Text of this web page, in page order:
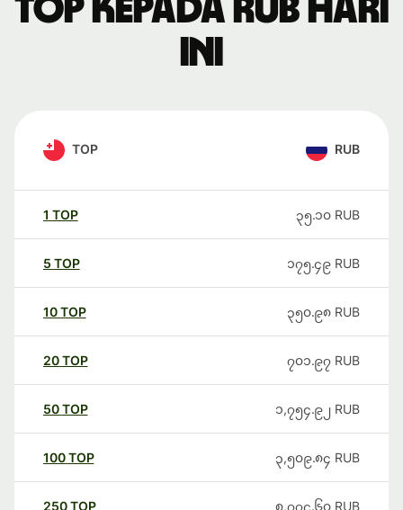
TOP kepada RUB hari
ini
TOP RUB
1 TOP ၃၅.၁၀ RUB
5 TOP ၁၇၅.၄၉ RUB
10TOP ၃၅၀.၉၈ RUB
20TOP ၇၀၁.၉၇ RUB
50TOP ၁,၇၅၄.၉၂ RUB
100TOP ၃,၅၀၉.၈၄ RUB
250TOP ၈,၇၇၄.၆၀ RUB